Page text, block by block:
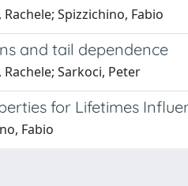
Spizzichino, Fabio
and tail dependence
Sarkoci, Peter
for Lifetimes
Fabio